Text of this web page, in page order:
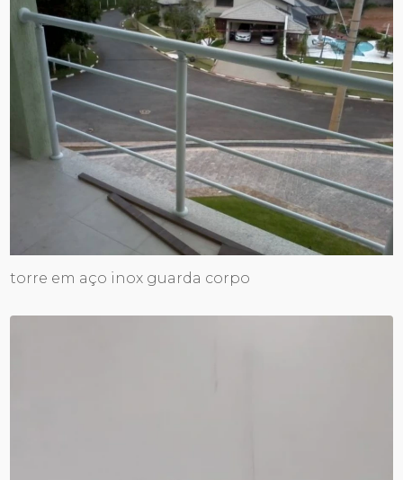
torre em aço inox guarda corpo